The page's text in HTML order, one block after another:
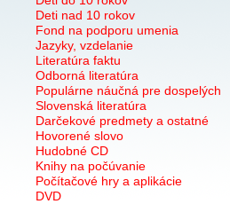
Deti nad 10 rokov
Fond na podporu umenia
Jazyky, vzdelanie
Literatúra faktu
Odborná literatúra
Populárne náučná pre dospelých
Slovenská literatúra
Darčekové predmety a ostatné
Hovorené slovo
Hudobné CD
Knihy na počúvanie
Počítačové hry a aplikácie
DVD